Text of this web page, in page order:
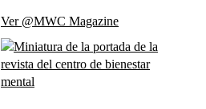
Ver @MWC Magazine